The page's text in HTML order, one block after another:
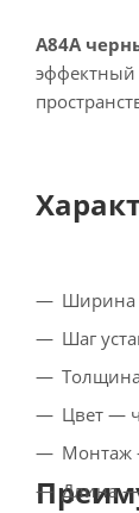
A84A
эффектный
Ширина
Шаг
Цвет —
Монтаж
Длина —